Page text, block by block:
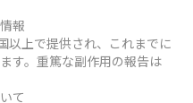
報
以上で提供され、これまでに
す。重篤な副作用の報告は
て